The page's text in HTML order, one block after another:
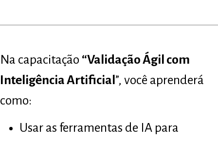
Na capacitação “Validação Ágil com
Inteligência Artificial ”, você aprenderá
como:
Usar as ferramentas de IA para